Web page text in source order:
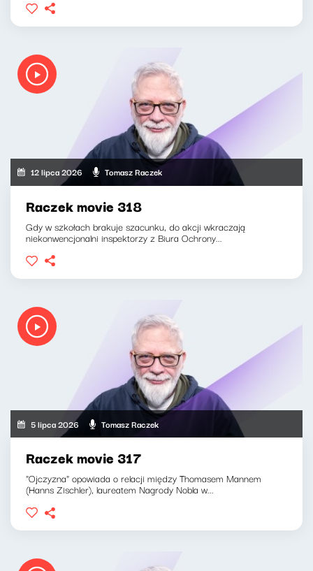
12 lipca 2026 Tomasz Raczek
Raczek movie 318
Gdy w szkołach brakuje szacunku, do akcji wkraczają
niekonwencjonalni inspektorzy z Biura Ochrony...
5 lipca 2026 Tomasz Raczek
Raczek movie 317
"Ojczyzna" opowiada o relacji między Thomasem Mannem
(Hanns Zischler), laureatem Nagrody Nobla w...